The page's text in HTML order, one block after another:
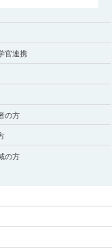
官連携
の方
の方